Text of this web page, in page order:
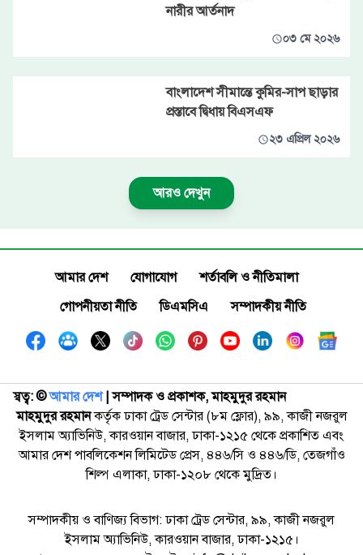
নারীর আর্তনাদ
০৩ মে ২০২৬
বাংলাদেশ সীমান্তে কুমির-সাপ ছাড়ার
প্রস্তাবে দ্বিধায় বিএসএফ
২৩ এপ্রিল ২০২৬
আরও দেখুন
আমার দেশ যোগাযোগ
শর্তাবলি ও নীতিমালা
গোপনীয়তা নীতি
ডিএমসিএ সম্পাদকীয় নীতি
স্বত্ব: ©️আমার দেশ| সম্পাদক ও প্রকাশক, মাহমুদুর রহমান
মাহমুদুর রহমানকর্তৃক ঢাকা ট্রেড সেন্টার (৮ম ফ্লোর), ৯৯, কাজী নজরুল
ইসলাম অ্যাভিনিউ, কারওয়ান বাজার, ঢাকা-১২১৫ থেকে প্রকাশিত এবং
আমার দেশ পাবলিকেশন লিমিটেড প্রেস, ৪৪৬/সি ও ৪৪৬/ডি, তেজগাঁও
শিল্প এলাকা, ঢাকা-১২০৮ থেকে মুদ্রিত।
সম্পাদকীয় ও বাণিজ্য বিভাগ: ঢাকা ট্রেড সেন্টার, ৯৯, কাজী নজরুল
ইসলাম অ্যাভিনিউ, কারওয়ান বাজার, ঢাকা-১২১৫।